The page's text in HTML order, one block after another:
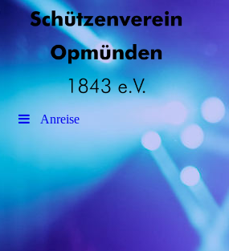
Anreise